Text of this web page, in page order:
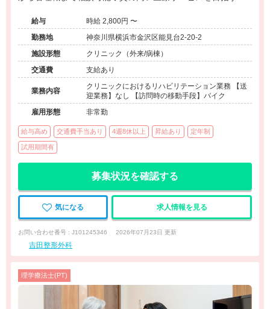
給与
時給 2,800円 〜
勤務地
神奈川県横浜市金沢区能見台2-20-2
施設形態
クリニック（外来/病棟）
交通費
支給あり
業務内容
クリニックにおけるリハビリテーション業務 【送
迎業務】なし 【訪問時の移動手段】バイク
雇用形態
非常勤
給与高め 交通費手当あり 4週8休以上 昇給あり 定年制
試用期間有
募集状況を確認する
気になる 求人情報を見る
お問い合わせ番号 : J101245346 2026年07月23日 更新
吉田整形外科
理学療法士(PT)